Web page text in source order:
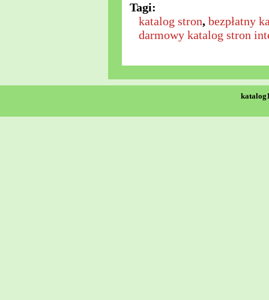
Tagi:
katalog stron, bezpłatny
darmowy katalog stron